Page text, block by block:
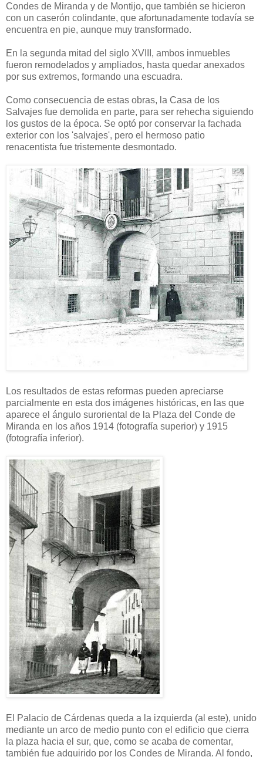
Condes de Miranda y de Montijo, que también se hicieron
con un caserón colindante, que afortunadamente todavía se
encuentra en pie, aunque muy transformado.
En la segunda mitad del siglo XVIII, ambos inmuebles
fueron remodelados y ampliados, hasta quedar anexados
por sus extremos, formando una escuadra.
Como consecuencia de estas obras, la Casa de los
Salvajes fue demolida en parte, para ser rehecha siguiendo
los gustos de la época. Se optó por conservar la fachada
exterior con los 'salvajes', pero el hermoso patio
renacentista fue tristemente desmontado.
Los resultados de estas reformas pueden apreciarse
parcialmente en esta dos imágenes históricas, en las que
aparece el ángulo suroriental de la Plaza del Conde de
Miranda en los años 1914 (fotografía superior) y 1915
(fotografía inferior).
El Palacio de Cárdenas queda a la izquierda (al este), unido
mediante un arco de medio punto con el edificio que cierra
la plaza hacia el sur, que, como se acaba de comentar,
también fue adquirido por los Condes de Miranda. Al fondo,